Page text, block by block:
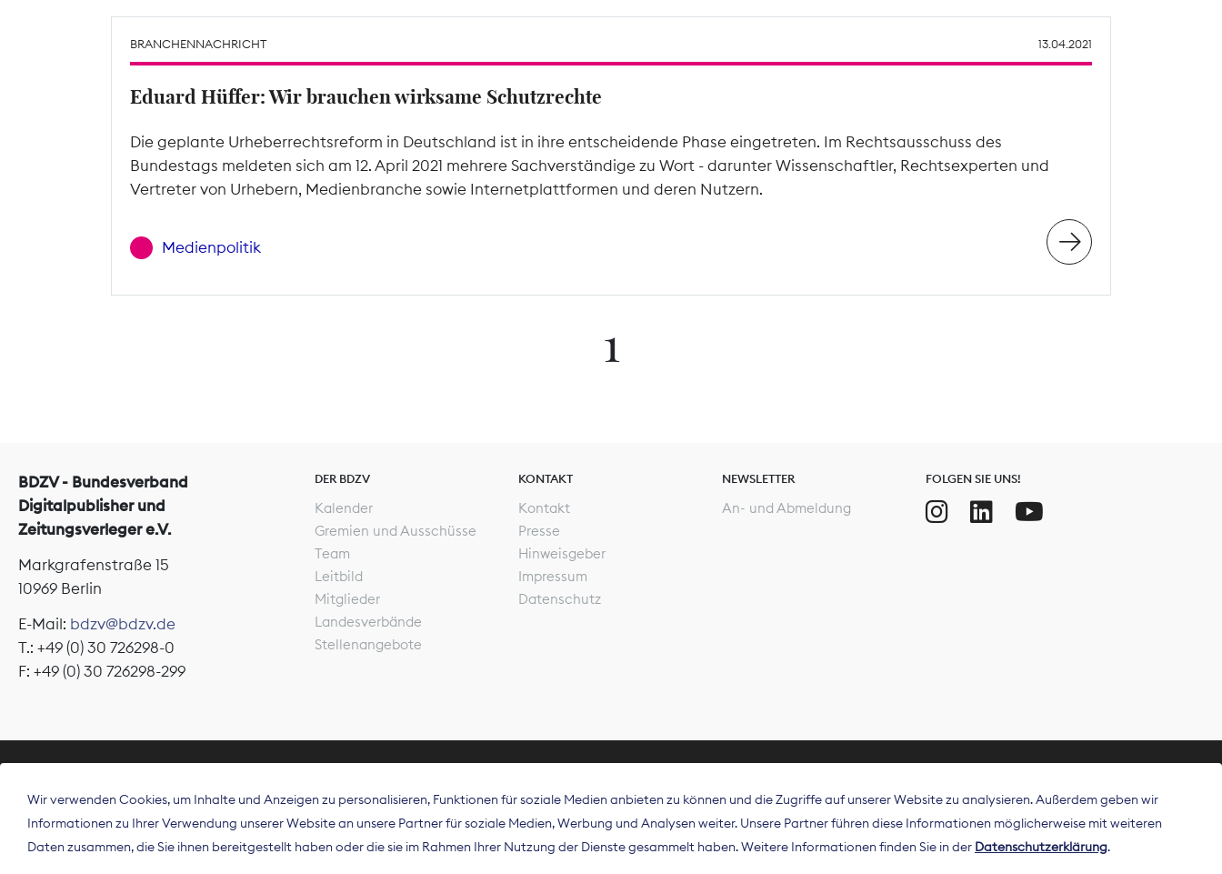
BRANCHENNACHRICHT 13.04.2021
Eduard Hüffer: Wir brauchen wirksame Schutzrechte
Die geplante Urheberrechtsreform in Deutschland ist in ihre entscheidende Phase eingetreten. Im Rechtsausschuss des
Bundestags meldeten sich am 12. April 2021 mehrere Sachverständige zu Wort - darunter Wissenschaftler, Rechtsexperten und
Vertreter von Urhebern, Medienbranche sowie Internetplattformen und deren Nutzern.
Medienpolitik
1
BDZV - Bundesverband
Digitalpublisher und
Zeitungsverleger e.V.
Markgrafenstraße 15
10969 Berlin
E-Mail: bdzv@bdzv.de
T.: +49 (0) 30 726298-0
F: +49 (0) 30 726298-299
DER BDZV
Kalender
Gremien und Ausschüsse
Team
Leitbild
Mitglieder
Landesverbände
Stellenangebote
KONTAKT
Kontakt
Presse
Hinweisgeber
Impressum
Datenschutz
NEWSLETTER
An- und Abmeldung
FOLGEN SIE UNS!
Der Bundesverband Digitalpublisher und Zeitungsverleger (BDZV) vertritt als
Spitzenorganisation die Interessen der Zeitungsverlage und digitalen Publisher in
Deutschland und auf EU-Ebene.
Wir verwenden Cookies, um Inhalte und Anzeigen zu personalisieren, Funktionen für soziale Medien anbieten zu können und die Zugriffe auf unserer Website zu analysieren. Außerdem geben wir
Informationen zu Ihrer Verwendung unserer Website an unsere Partner für soziale Medien, Werbung und Analysen weiter. Unsere Partner führen diese Informationen möglicherweise mit weiteren
Daten zusammen, die Sie ihnen bereitgestellt haben oder die sie im Rahmen Ihrer Nutzung der Dienste gesammelt haben. Weitere Informationen finden Sie in der Datenschutzerklärung.